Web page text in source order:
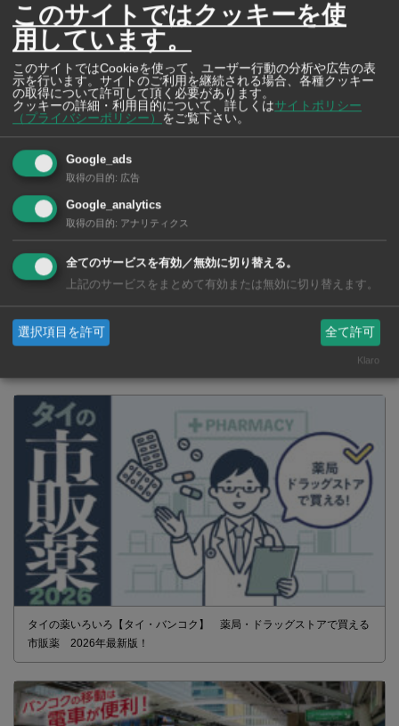
地方公務員試験で大規模な不正を
摘発 答案修正の裏金、総額45億
Bに及ぶ
児童 学校で起きた事件が問いか
けたもの
高齢女性を襲ったひったくり犯に
猛反撃 素手で立ち向かった「三
女傑」の勇姿が話題に
SNSで毎日ニュースを配信中！
タイの薬いろいろ【タイ・バンコク】 薬局・ドラッグストアで買える
市販薬 2026年最新版！
このサイトではクッキーを使
用しています。
このサイトではCookieを使って、ユーザー行動の分析や広告の表
示を行います。サイトのご利用を継続される場合、各種クッキー
の取得について許可して頂く必要があります。
クッキーの詳細・利用目的について、詳しくはサイトポリシー
（プライバシーポリシー）
をご覧下さい。
Google_ads
取得の目的: 広告
Google_analytics
取得の目的: アナリティクス
全てのサービスを有効／無効に切り替える。
上記のサービスをまとめて有効または無効に切り替えます。
選択項目を許可 全て許可
Klaro